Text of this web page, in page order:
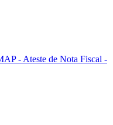
- Ateste de Nota Fiscal -